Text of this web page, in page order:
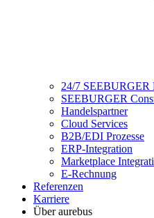
24/7
SEEBURGER
Handelspartner
Cloud Services
B2B/EDI Prozesse
ERP-Integration
Marketplace
E-Rechnung
Referenzen
Karriere
Über aurebus